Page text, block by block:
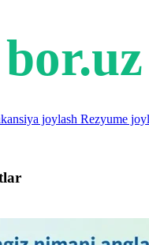
bor.uz
joylash Rezyume